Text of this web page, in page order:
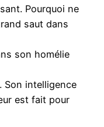
Pourquoi ne
saut dans
son homélie
Son intelligence
est fait pour